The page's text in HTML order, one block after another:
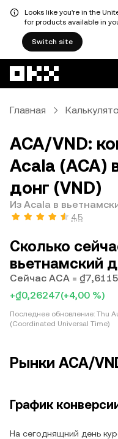
Looks like you're in the
for products available in
Switch site
Главная
ACA/VND:
Acala (ACA)
донг (VND)
Из Acala в
4,5
Сколько
вьетнамский
Сейчас ACA = ₫7,6115
+₫0,26247(+4,00 %)
Последнее обновление: Thu
(Coordinated Universal Time)
Рынки ACA/
График
На сегоднящний день